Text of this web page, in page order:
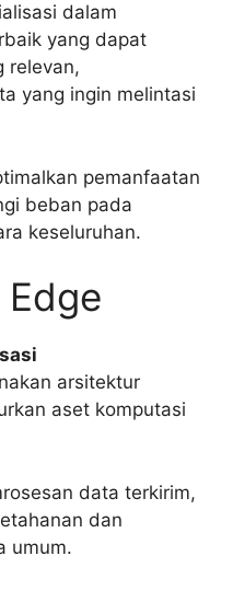
dalam
yang dapat
relevan,
yang ingin melintasi
pemanfaatan
beban pada
keseluruhan.
arsitektur
aset komputasi
data terkirim,
dan
umum.